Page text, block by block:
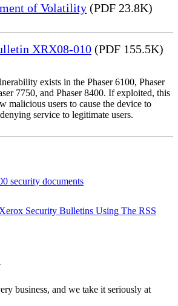
of Volatility (PDF 23.8K)
XRX08-010 (PDF 155.5K)
exists in the Phaser 6100, Phaser
7750, and Phaser 8400. If exploited, this
malicious users to cause the device to
service to legitimate users.
security documents
Security Bulletins Using The RSS
business, and we take it seriously at